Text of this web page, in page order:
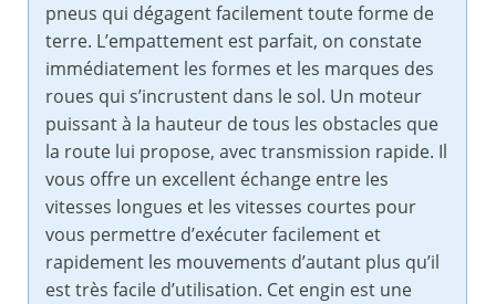
pneus qui dégagent facilement toute forme de
terre. L’empattement est parfait, on constate
immédiatement les formes et les marques des
roues qui s’incrustent dans le sol. Un moteur
puissant à la hauteur de tous les obstacles que
la route lui propose, avec transmission rapide. Il
vous offre un excellent échange entre les
vitesses longues et les vitesses courtes pour
vous permettre d’exécuter facilement et
rapidement les mouvements d’autant plus qu’il
est très facile d’utilisation. Cet engin est une